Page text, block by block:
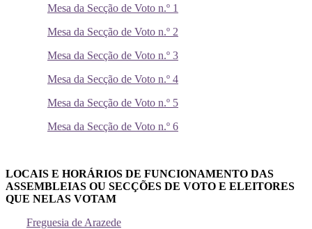
Mesa da Secção de Voto n.º 1
Mesa da Secção de Voto n.º 2
Mesa da Secção de Voto n.º 3
Mesa da Secção de Voto n.º 4
Mesa da Secção de Voto n.º 5
Mesa da Secção de Voto n.º 6
LOCAIS E HORÁRIOS DE FUNCIONAMENTO DAS
ASSEMBLEIAS OU SECÇÕES DE VOTO E ELEITORES
QUE NELAS VOTAM
Freguesia de Arazede